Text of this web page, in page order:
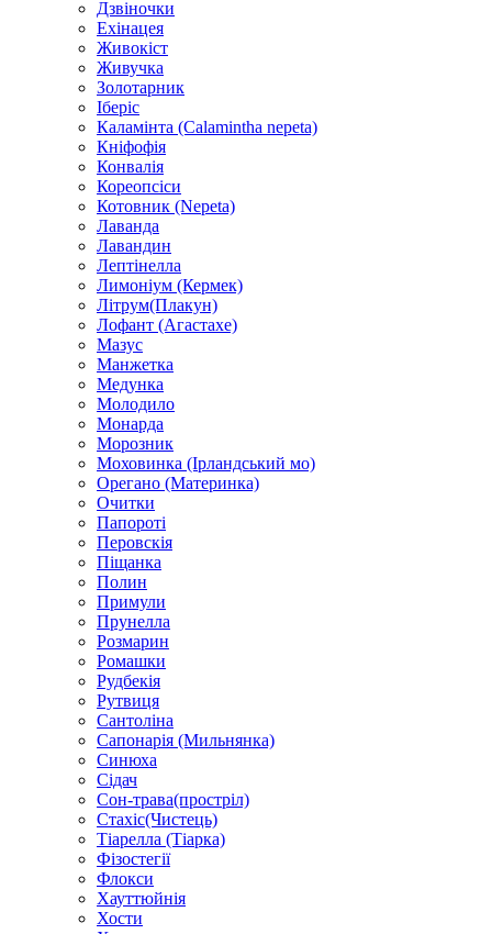
Дзвіночки
Ехінацея
Живокіст
Живучка
Золотарник
Іберіс
Каламінта (Calamintha nepeta)
Кніфофія
Конвалія
Кореопсіси
Котовник (Nepeta)
Лаванда
Лавандин
Лептінелла
Лимоніум (Кермек)
Літрум(Плакун)
Лофант (Агастахе)
Мазус
Манжетка
Медунка
Молодило
Монарда
Морозник
Моховинка (Ірландський мо)
Орегано (Материнка)
Очитки
Папороті
Перовскія
Піщанка
Полин
Примули
Прунелла
Розмарин
Ромашки
Рудбекія
Рутвиця
Сантоліна
Сапонарія (Мильнянка)
Синюха
Сідач
Сон-трава(простріл)
Стахіс(Чистець)
Тіарелла (Тіарка)
Фізостегії
Флокси
Хауттюйнія
Хости